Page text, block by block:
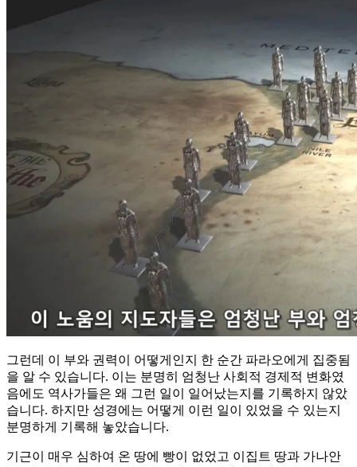
그런데 이 부와 권력이 어떻게인지 한 순간 파라오에게 집중됨
을 알 수 있습니다. 이는 분명히 엄청난 사회적 경제적 변화였
음에도 역사가들은 왜 그런 일이 일어났는지를 기록하지 않았
습니다. 하지만 성경에는 어떻게 이런 일이 있었을 수 있는지
분명하게 기록해 놓았습니다.
기근이 매우 심하여 온 땅에 빵이 없었고 이집트 땅과 가나안